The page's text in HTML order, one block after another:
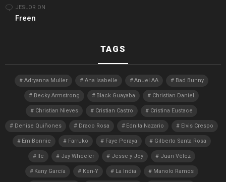
JESLOR ON
Freen
TAGS
Adryanna Muller Ana Isabelle Anuel AA Bad Bunny
Becky Armstrong Black Guayaba Christian Daniel
Christian Nieves Cristian Castro Cristina Eustace
Denise Quiñones Draco Rosa Ednita Nazario Elvis Crespo
EmiBonnie Farruko Faye Peraya Gilberto Santa Rosa
Ile Jay Wheeler Jesse y Joy Juan Vélez
Kany García Ken-Y La India Manolo Ramos